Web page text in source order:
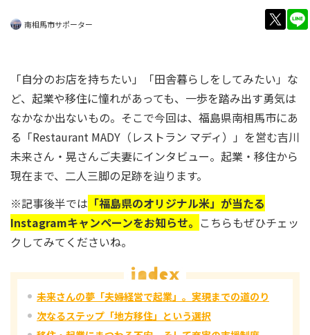
南相馬市サポーター
「自分のお店を持ちたい」「田舎暮らしをしてみたい」な
ど、起業や移住に憧れがあっても、一歩を踏み出す勇気は
なかなか出ないもの。そこで今回は、福島県南相馬市にあ
る「Restaurant MADY（レストラン マディ）」を営む吉川
未来さん・晃さんご夫妻にインタビュー。起業・移住から
現在まで、二人三脚の足跡を辿ります。
※記事後半では 「福島県のオリジナル米」が当たる
Instagramキャンペーンをお知らせ。 こちらもぜひチェッ
クしてみてくださいね。
未来さんの夢「夫婦経営で起業」。実現までの道のり
次なるステップ「地方移住」という選択